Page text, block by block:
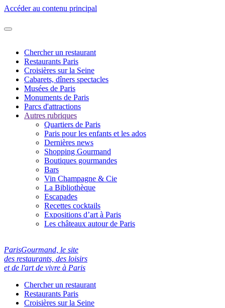
Accéder au contenu principal
Chercher un restaurant
Restaurants Paris
Croisières sur la Seine
Cabarets, dîners spectacles
Musées de Paris
Monuments de Paris
Parcs d'attractions
Autres rubriques
Quartiers de Paris
Paris pour les enfants et les ados
Dernières news
Shopping Gourmand
Boutiques gourmandes
Bars
Vin Champagne & Cie
La Bibliothèque
Escapades
Recettes cocktails
Expositions d’art à Paris
Les châteaux autour de Paris
ParisGourmand, le site
des restaurants, des loisirs
et de l'art de vivre à Paris
Chercher un restaurant
Restaurants Paris
Croisières sur la Seine